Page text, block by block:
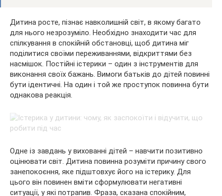
Дитина росте, пізнає навколишній світ, в якому багато
для нього незрозуміло. Необхідно знаходити час для
спілкування в спокійній обстановці, щоб дитина міг
поділитися своїми переживаннями, відкриттями без
насмішок. Постійні істерики – один з інструментів для
виконання своїх бажань. Вимоги батьків до дітей повинні
бути ідентичні. На один і той же проступок повинна бути
однакова реакція.
Одне із завдань у вихованні дітей – навчити позитивно
оцінювати світ. Дитина повинна розуміти причину свого
занепокоєння, яке підштовхує його на істерику. Для
цього він повинен вміти сформулювати негативні
ситуації, у які потрапив. Фраза, сказана спокійним,